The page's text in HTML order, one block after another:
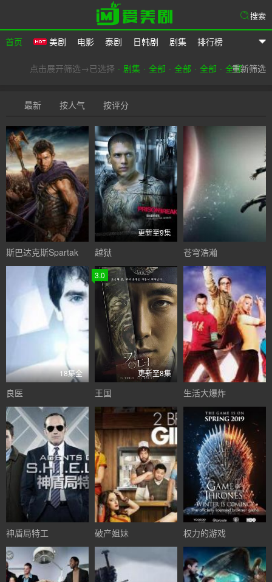
爱美剧
首页 美剧 电影 泰剧 日韩剧 剧集 排行榜
搜索
点击展开筛选→已选择 剧集 全部 全部 全部 全部
重新筛选
最新 按人气 按评分
斯巴达克斯Spartak
更新至9集
越狱 苍穹浩瀚
18集全
良医
3.0
更新至8集
王国 生活大爆炸
神盾局特工 破产姐妹 权力的游戏